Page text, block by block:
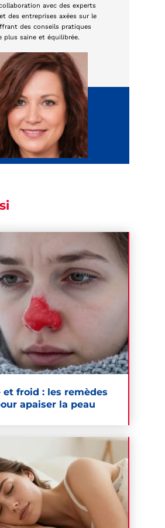
avec des experts
des entreprises axées sur le
des conseils pratiques
plus saine et équilibrée.
et froid : les remèdes
apaiser la peau